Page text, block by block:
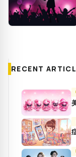
RECENT